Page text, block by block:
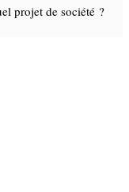
projet de société ?